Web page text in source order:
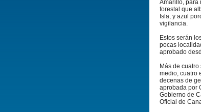
Amarillo, para
forestal que
Isla, y azul
vigilancia.
Estos serán
pocas
aprobado
Más de
medio, cuatro
decenas de
aprobada por
Gobierno de
Oficial de